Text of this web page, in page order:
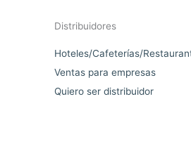
Distribuidores
Hoteles/Cafeterías/
Ventas para empresas
Quiero ser distribuidor